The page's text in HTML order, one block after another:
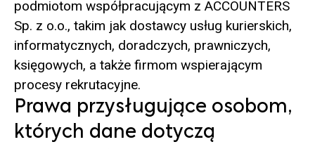
podmiotom współpracującym z ACCOUNTERS
Sp. z o.o., takim jak dostawcy usług kurierskich,
informatycznych, doradczych, prawniczych,
księgowych, a także firmom wspierającym
procesy rekrutacyjne.
Prawa przysługujące osobom,
których dane dotyczą